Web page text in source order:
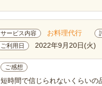
サービス内容 お料理代行
ご利用日 2022年9月20日(火)
ご感想
短時間で信じられないくらいの